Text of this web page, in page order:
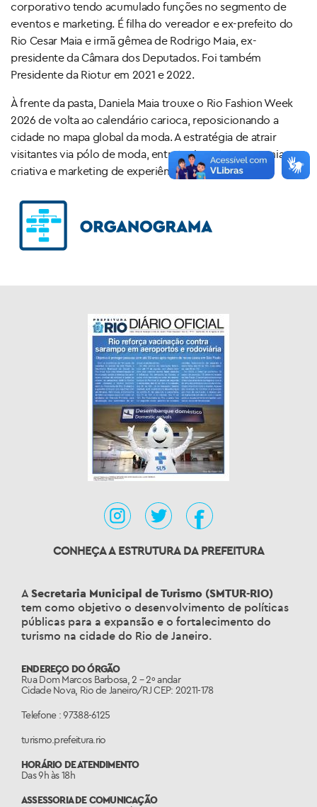
corporativo tendo acumulado funções no segmento de
eventos e marketing. É filha do vereador e ex-prefeito do
Rio Cesar Maia e irmã gêmea de Rodrigo Maia, ex-
presidente da Câmara dos Deputados. Foi também
Presidente da Riotur em 2021 e 2022.
À frente da pasta, Daniela Maia trouxe o Rio Fashion Week
2026 de volta ao calendário carioca, reposicionando a
cidade no mapa global da moda. A estratégia de atrair
visitantes via pólo de moda, entretenimento, economia
criativa e marketing de experiências.
CONHEÇA A ESTRUTURA DA PREFEITURA
A Secretaria Municipal de Turismo (SMTUR-RIO)
tem como objetivo o desenvolvimento de políticas
públicas para a expansão e o fortalecimento do
turismo na cidade do Rio de Janeiro.
ENDEREÇO DO ÓRGÃO
Rua Dom Marcos Barbosa, 2 – 2º andar
Cidade Nova, Rio de Janeiro/RJ CEP: 20211-178
Telefone : 97388-6125
turismo.prefeitura.rio
HORÁRIO DE ATENDIMENTO
Das 9h às 18h
ASSESSORIA DE COMUNICAÇÃO